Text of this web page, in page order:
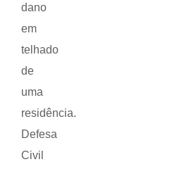
dano
em
telhado
de
uma
residência.
Defesa
Civil